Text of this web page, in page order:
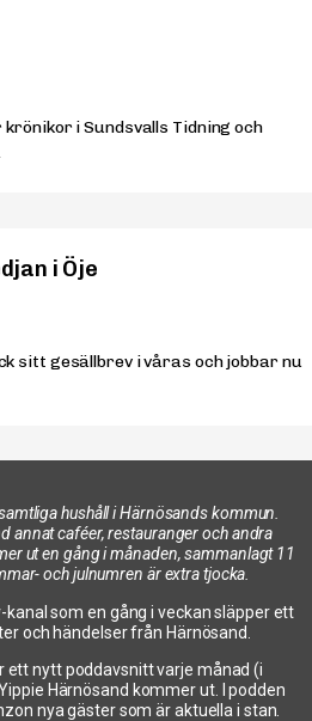
i Sundsvalls Tidning och
i Öje
sitt gesällbrev i våras och jobbar nu
hushåll i Härnösands kommun.
annat caféer, restauranger och andra
ut en gång i månaden, sammanlagt 11
och julnumren är extra tjocka.
kanal som en gång i veckan släpper ett
och händelser från Härnösand.
ett nytt poddavsnitt varje månad (i
Härnösand kommer ut. I podden
nya gäster som är aktuella i stan.